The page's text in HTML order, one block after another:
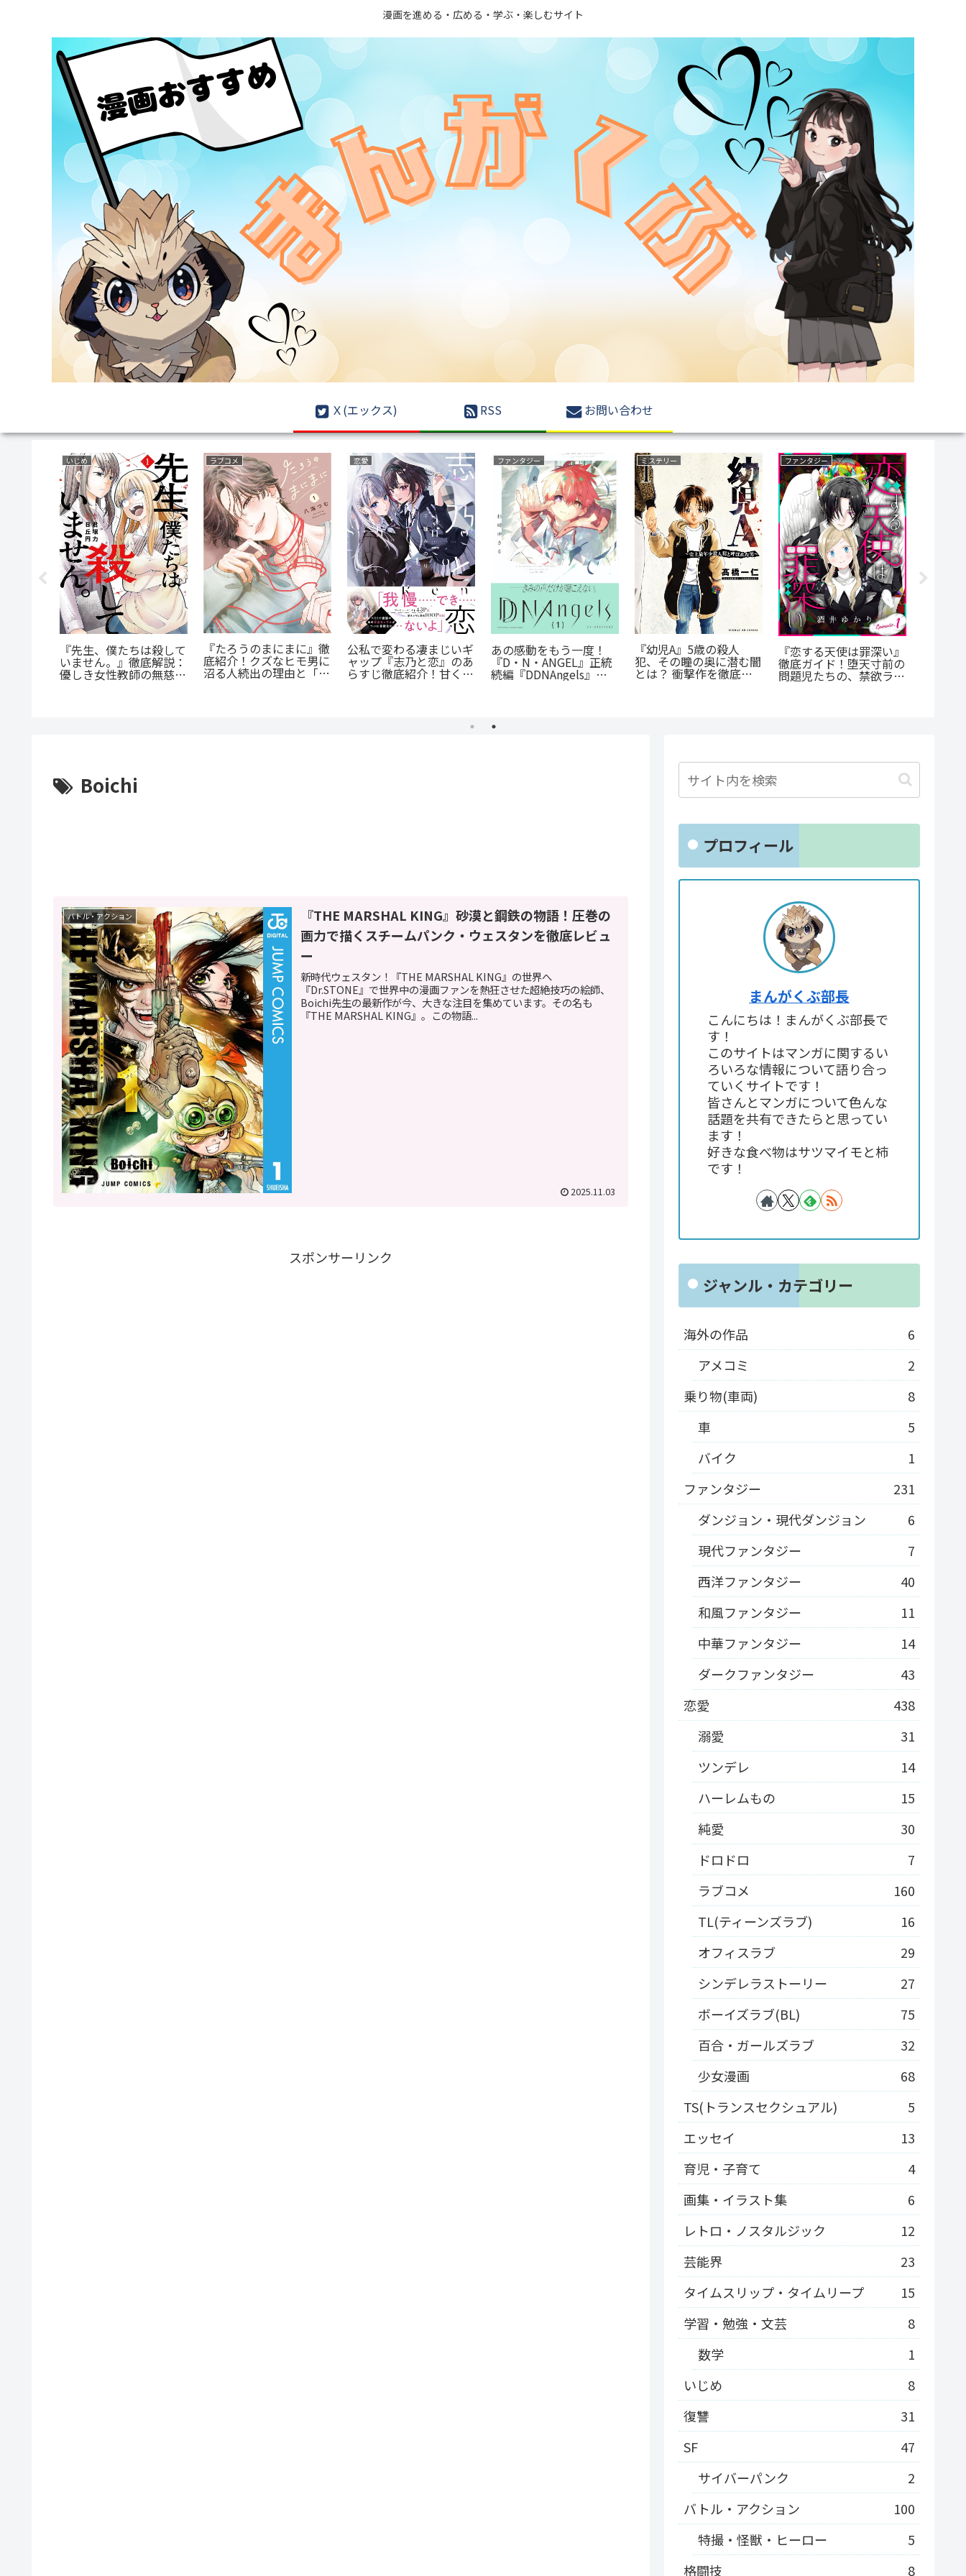
漫画を進める・広める・学ぶ・楽しむサイト
Ｘ(エックス) RSS お問い合わせ
いじめ
『先生、僕たちは殺して
いません。』徹底解説：
優しき女性教師の無慈悲
な復讐劇
ラブコメ
『たろうのまにまに』徹
底紹介！クズなヒモ男に
沼る人続出の理由と「ま
にまに」の意味とは？
恋愛
公私で変わる凄まじいギ
ャップ『志乃と恋』のあ
らすじ徹底紹介！甘くて
ファンタジー
あの感動をもう一度！
『D・N・ANGEL』正統
続編『DDNAngels』の
魅力と謎に迫る完全ガイ
ミステリー
『幼児A』5歳の殺人
犯、その瞳の奥に潜む闇
とは？ 衝撃作を徹底解
ファンタジー
『恋する天使は罪深い』
徹底ガイド！堕天寸前の
問題児たちの、禁欲ラブ
コメが罪深すぎる
Boichi
バトル・アクション
『THE MARSHAL KING』砂漠と鋼鉄の物語！圧巻の
画力で描くスチームパンク・ウェスタンを徹底レビュ
ー
新時代ウェスタン！『THE MARSHAL KING』の世界へ
『Dr.STONE』で世界中の漫画ファンを熱狂させた超絶技巧の絵師、
Boichi先生の最新作が今、大きな注目を集めています。その名も
『THE MARSHAL KING』。この物語...
2025.11.03
スポンサーリンク
プロフィール
まんがくぶ部長
こんにちは！まんがくぶ部長で
す！
このサイトはマンガに関するい
ろいろな情報について語り合っ
ていくサイトです！
皆さんとマンガについて色んな
話題を共有できたらと思ってい
ます！
好きな食べ物はサツマイモと柿
です！
ジャンル・カテゴリー
海外の作品
6
アメコミ
2
乗り物(車両)
8
車
5
バイク
1
ファンタジー
231
ダンジョン・現代ダンジョン
6
現代ファンタジー
7
西洋ファンタジー
40
和風ファンタジー
11
中華ファンタジー
14
ダークファンタジー
43
恋愛
438
溺愛
31
ツンデレ
14
ハーレムもの
15
純愛
30
ドロドロ
7
ラブコメ
160
TL(ティーンズラブ)
16
オフィスラブ
29
シンデレラストーリー
27
ボーイズラブ(BL)
75
百合・ガールズラブ
32
少女漫画
68
TS(トランスセクシュアル)
5
エッセイ
13
育児・子育て
4
画集・イラスト集
6
レトロ・ノスタルジック
12
芸能界
23
タイムスリップ・タイムリープ
15
学習・勉強・文芸
8
数学
1
いじめ
8
復讐
31
SF
47
サイバーパンク
2
バトル・アクション
100
特撮・怪獣・ヒーロー
5
格闘技
8